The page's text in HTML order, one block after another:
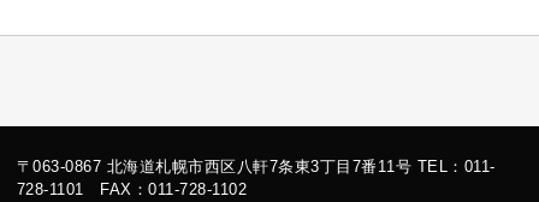
〒063-0867 北海道札幌市西区八軒7条東3丁目7番11号 TEL：011-
728-1101 FAX：011-728-1102